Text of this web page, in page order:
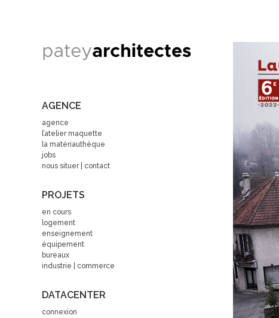
AGENCE
agence
l’atelier maquette
la matériauthèque
jobs
nous situer | contact
PROJETS
en cours
logement
enseignement
équipement
bureaux
industrie | commerce
DATACENTER
connexion